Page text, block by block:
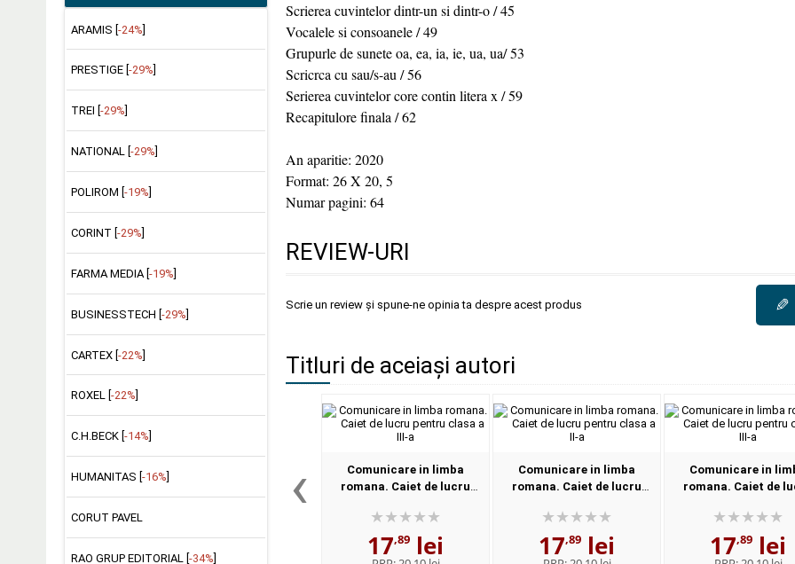
ARAMIS [-24%]
PRESTIGE [ -29%
TREI [ -29%
NATIONAL [ -29%
POLIROM [ -19%
CORINT [ -29%
FARMA MEDIA [ -19%
BUSINESSTECH [-29%]
CARTEX [-22%]
ROXEL [ -22%
C.H.BECK [ -14%
HUMANITAS [ -16%
CORUT PAVEL
RAO GRUP EDITORIAL [ -34%
Scrierea cuvintelor dintr-un si dintr-o / 45
Vocalele si consoanele / 49
Grupurle de sunete oa, ea, ia, ie, ua, ua/ 53
Scricrca cu sau/s-au / 56
Serierea cuvintelor core contin litera x / 59
Recapitulore finala / 62
An aparitie: 2020
Format: 26 X 20, 5
Numar pagini: 64
REVIEW-URI
Scrie un review și spune-ne opinia ta despre acest produs ✎
Titluri de aceiași autori
‹
Comunicare in limba
romana. Caiet de lucru
17,89 lei
Comunicare in limba
romana. Caiet de lucru
17,89 lei
Comunicare in
romana. Caiet de
17,89 lei